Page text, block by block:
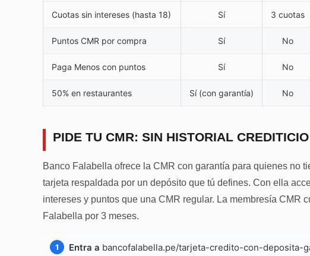
Cuotas sin intereses (hasta 18) Sí 3 cuotas
Puntos CMR por compra Sí No
Paga Menos con puntos Sí No
50% en restaurantes Sí (con garantía) No
PIDE TU CMR: SIN HISTORIAL
Banco Falabella ofrece la CMR con garantía para quienes no
tarjeta respaldada por un depósito que tú defines. Con ella
intereses y puntos que una CMR regular. La membresía CMR
Falabella por 3 meses.
Entra a bancofalabella.pe/tarjeta-credito-con-deposita-